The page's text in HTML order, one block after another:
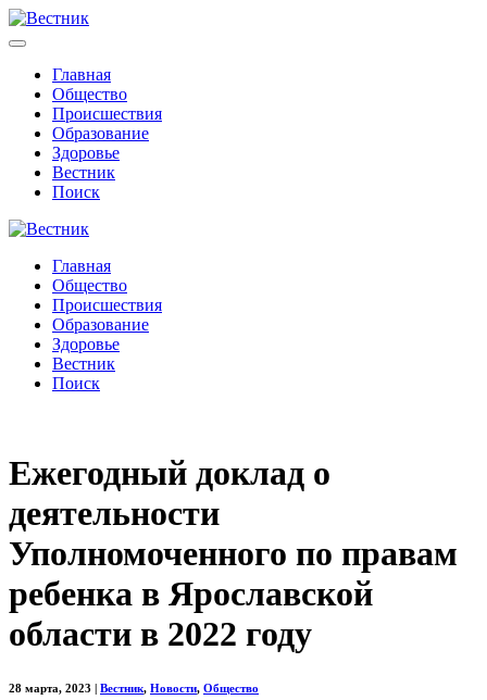
Главная
Общество
Происшествия
Образование
Здоровье
Вестник
Поиск
Главная
Общество
Происшествия
Образование
Здоровье
Вестник
Поиск
Ежегодный доклад о
деятельности
Уполномоченного по правам
ребенка в Ярославской
области в 2022 году
28 марта, 2023 Вестник, Новости, Общество